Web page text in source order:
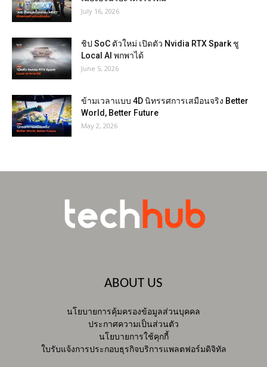
July 16, 2026
ชิป SoC ตัวใหม่ เปิดตัว Nvidia RTX Spark ชู
Local AI พกพาได้
June 5, 2026
ข้ามเวลาแบบ 4D นิทรรศการเสมือนจริง Better
World, Better Future
May 2, 2026
ABOUT US
นโยบายการคุ้มครองข้อมูลส่วนบุคคล
ประกาศความเป็นส่วนตัว
นโยบายการใช้คุกกี้
ใบรับแจ้งการประกอบธุรกิจบริการแพลตฟอร์มดิจิทัล